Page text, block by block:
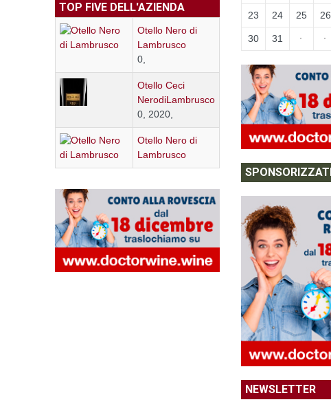
TOP FIVE DELL'AZIENDA
Otello Nero di
Lambrusco
0,
Otello Ceci
NerodiLambrusco
0, 2020,
Otello Nero di
Lambrusco
23 24 25 26
30 31 · ·
SPONSORIZZATI
NEWSLETTER